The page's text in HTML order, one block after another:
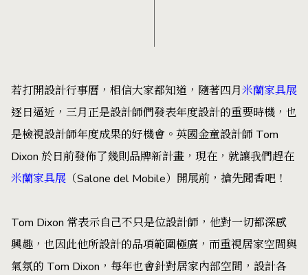
若打開設計行事曆，相信大家都知道，隨著四月米蘭家具展
逐日逼近，三月正是設計師們發表年度設計的重要時機，也
是檢視設計師年度成果的好機會。英國金童設計師 Tom
Dixon 於日前發佈了幾則品牌新計畫，現在，就讓我們趕在
米蘭家具展 （Salone del Mobile）開展前，搶先聞香吧！
Tom Dixon 常表示自己不只是位設計師，他對一切都深感
興趣，也因此他所設計的品項範圍極廣，而重視居家空間與
氣氛的 Tom Dixon，每年也會針對居家內部空間，設計各